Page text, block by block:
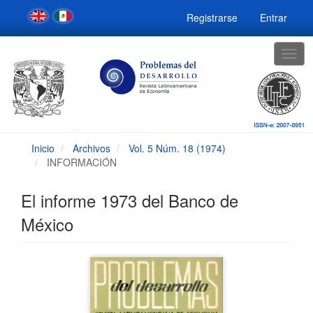
Navegación
principal
Contenido
Barra
lateral
Registrarse Entrar
Inicio Archivos
Vol. 5 Núm. 18 (1974)
INFORMACIÓN
El informe 1973 del Banco de
México